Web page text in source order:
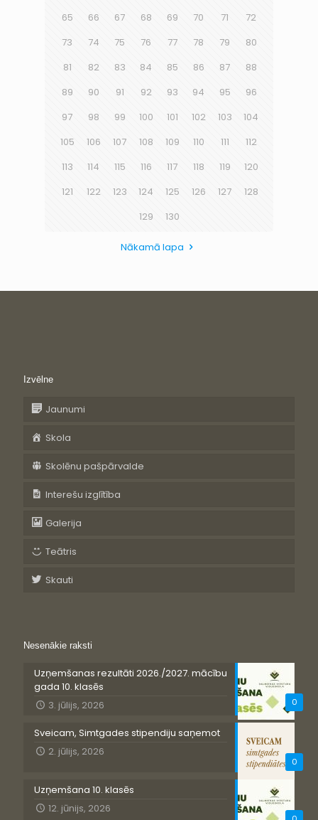
65
66 67 68 69 70 71
72
73
74 75 76 77 78 79
80
81
82 83 84 85 86 87
88
89
90 91 92 93 94 95
96
97
98 99 100 101 102 103
104
105
106 107 108 109 110 111
112
113
114 115 116 117 118 119
120
121
122 123 124 125 126 127
128
129
130
Nākamā lapa
Izvēlne
Jaunumi
Skola
Skolēnu pašpārvalde
Interešu izglītība
Galerija
Teātris
Skauti
Nesenākie raksti
0
Uzņemšanas rezultāti 2026./2027. mācību
gada 10. klasēs
3. jūlijs, 2026
0
Sveicam, Simtgades stipendiju saņemot
2. jūlijs, 2026
Uzņemšana 10. klasēs
12. jūnijs, 2026